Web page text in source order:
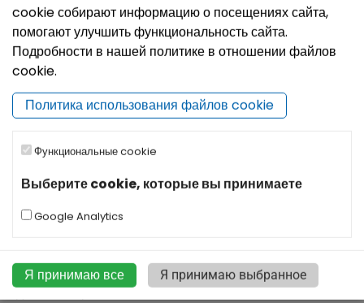
Лошади в “Vanagzirņi”
В сельском доме, окруженном лесами, предлагают
предложение — катание на санях. Это понравится и
детям, и взрослым.
cookie собирают информацию о посещениях сайта,
помогают улучшить функциональность сайта.
Подробности в нашей политике в отношении файлов
cookie.
Политика использования файлов cookie
Функциональные cookie
Выберите cookie, которые вы принимаете
Google Analytics
Я принимаю все Я принимаю выбранное